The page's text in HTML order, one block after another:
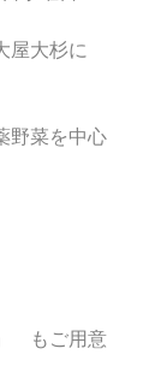
屋大杉に
野菜を中心
　もご用意